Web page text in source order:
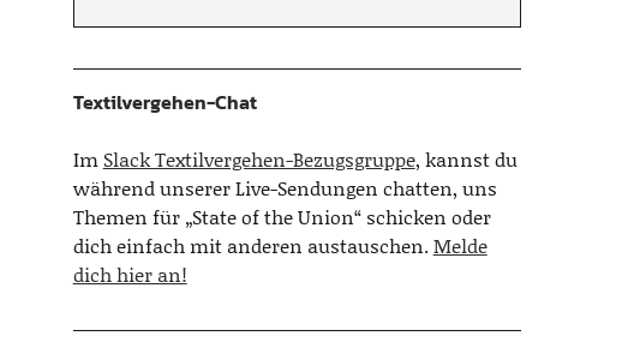
Textilvergehen-Chat
Im Slack Textilvergehen-Bezugsgruppe, kannst du
während unserer Live-Sendungen chatten, uns
Themen für „State of the Union“ schicken oder
dich einfach mit anderen austauschen.Melde
dich hier an!